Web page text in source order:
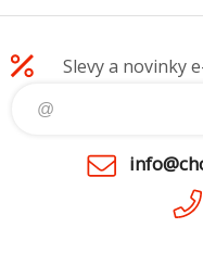
(S-M) -
Slevy a novinky